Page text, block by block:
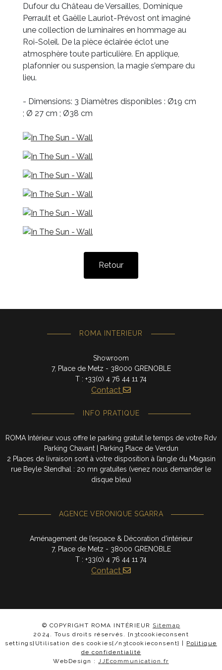
Dufour du Château de Versailles, Dominique
Perrault et Gaëlle Lauriot-Prévost ont imaginé
une collection de luminaires en hommage au
Roi-Soleil. De la pièce éclairée éclot une
atmosphère toute particulière. En applique,
plafonnier ou suspension, la magie s’empare du
lieu.
- Dimensions: 3 Diamètres disponibles : Ø19 cm
; Ø 27 cm ; Ø38 cm
Retour
ROMA INTERIEUR
Showroom
7, Place de Metz - 38000 GRENOBLE
T : +33(0) 4 76 44 11 74
Contact
INFO PRATIQUE
ROMA Intérieur vous offre le parking gratuit le temps de votre Rdv
Parking Chavant | Parking Place de Verdun
2 Places de livraison sont à votre disposition à l’angle du Magasin
rue Beyle Stendhal : 20 mn gratuites (venez nous demander le
disque bleu)
AGENCE VERONIQUE SGARRA
Aménagement de l’espace & Décoration d’intérieur
7, Place de Metz - 38000 GRENOBLE
T : +33(0) 4 76 44 11 74
Contact
© COPYRIGHT ROMA INTÉRIEUR Sitemap
2024. Tous droits réservés. {n3tcookieconsent
settings}Utilisation des cookies{/n3tcookieconsent} | Politique
de confidentialité
WebDesign :JJEcommunication.fr